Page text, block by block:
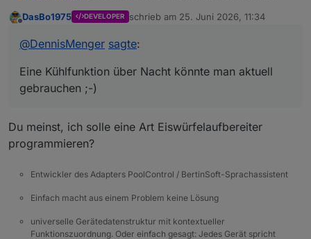
Offline
DasBo1975 DEVELOPER schrieb am 25. Juni 2026, 11:34
zuletzt editiert von
@DennisMenger sagte:
Eine Kühlfunktion über Nacht könnte man aktuell
gebrauchen ;-)
Du meinst, ich solle eine Art Eiswürfelaufbereiter
programmieren?
Entwickler des Adapters PoolControl / BertinSoft-Sprachassistent
Einfach macht aus einem Problem keine Lösung
universelle Gerätedatenstruktur mit kontextueller
Funktionszuordnung. Oder einfach gesagt: Jedes Gerät spricht